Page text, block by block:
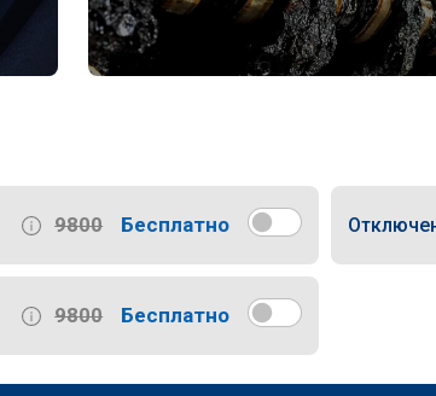
9800 Бесплатно
9800 Бесплатно